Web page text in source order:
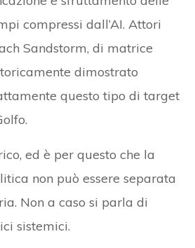
compressi dall’AI. Attori
Sandstorm, di matrice
dimostrato
questo tipo di target
ed è per questo che la
non può essere separata
Non a caso si parla di
sistemici.